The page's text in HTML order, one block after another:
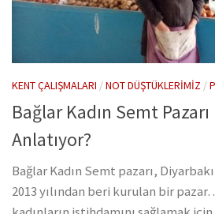
KENT ÇALIŞMALARI /NOT DÜŞTÜKLERIMIZ /
Bağlar Kadın Semt
Anlatıyor?
Bağlar Kadın Semt pazarı,
2013 yılından beri kurulan bir